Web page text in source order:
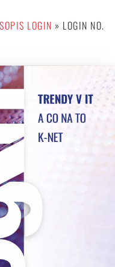
LOGIN » LOGIN NO.